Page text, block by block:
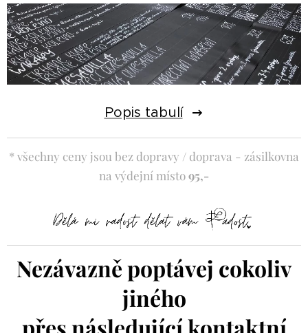
Popis tabulí
* všechny ceny jsou bez dopravy / doprava - zásilkovna
na výdejní místo95,-
Nezávazně poptávej cokoliv
jiného